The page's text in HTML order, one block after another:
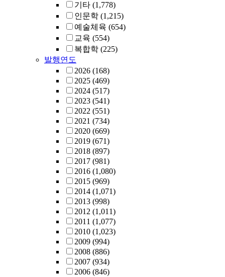
기타 (1,778)
인문학 (1,215)
예술체육 (654)
교육 (554)
복합학 (225)
발행연도
2026 (168)
2025 (469)
2024 (517)
2023 (541)
2022 (551)
2021 (734)
2020 (669)
2019 (671)
2018 (897)
2017 (981)
2016 (1,080)
2015 (969)
2014 (1,071)
2013 (998)
2012 (1,011)
2011 (1,077)
2010 (1,023)
2009 (994)
2008 (886)
2007 (934)
2006 (846)